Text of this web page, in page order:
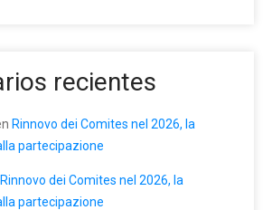
recientes
Rinnovo dei Comites nel 2026, la
partecipazione
Rinnovo dei Comites nel 2026, la
partecipazione